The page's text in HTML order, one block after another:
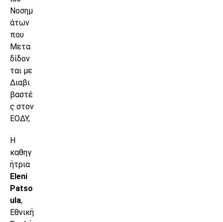
Νοσημ
άτων
που
Μετα
δίδον
ται με
Διαβι
βαστέ
ς στον
ΕΟΔΥ,
Η
καθηγ
ήτρια
Eleni
Patso
ula,
Εθνική